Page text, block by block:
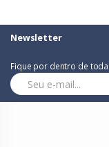
Newsletter
Fique por dentro de